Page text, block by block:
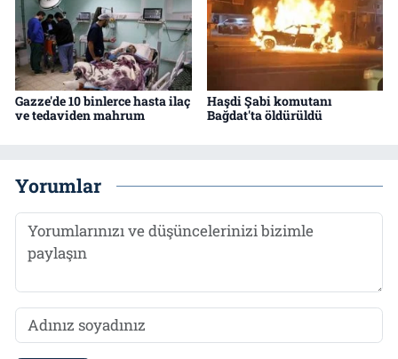
Gazze'de 10 binlerce hasta ilaç
ve tedaviden mahrum
Haşdi Şabi komutanı
Bağdat'ta öldürüldü
Yorumlar